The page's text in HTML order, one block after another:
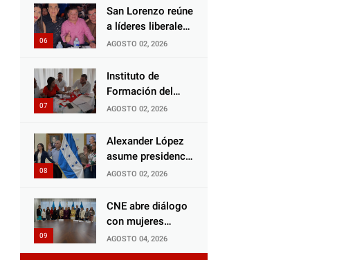
Choloma es
consolidar un
Estado que
y abandona al
inocente.
2026
San Lorenzo reúne
a líderes liberales
en jornada de
unidad
AGOSTO 02, 2026
Instituto de
Formación del
Partido Liberal
liderazgo con
jornadas de
AGOSTO 02, 2026
Alexander López
asume presidencia
del Consejo
de El Progreso
para el Censo
AGOSTO 02, 2026
CNE abre diálogo
con mujeres
políticas para
impulsar reformas
AGOSTO 04, 2026